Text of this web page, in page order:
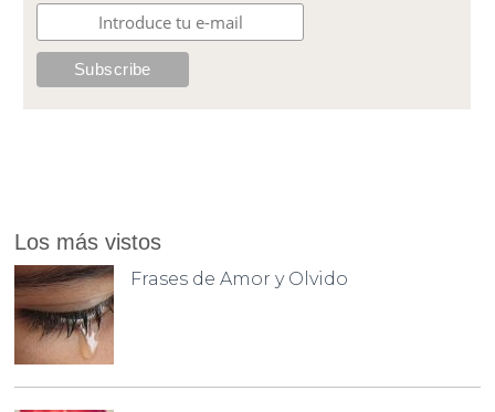
Los más vistos
Frases de Amor y Olvido